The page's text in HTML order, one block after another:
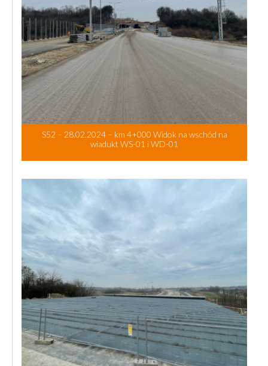
S52 – 28.02.2024 – km 4+000 Widok na wschód na
wiadukt WS-01 i WD-01